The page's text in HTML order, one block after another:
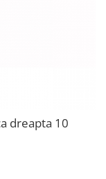
dreapta 10